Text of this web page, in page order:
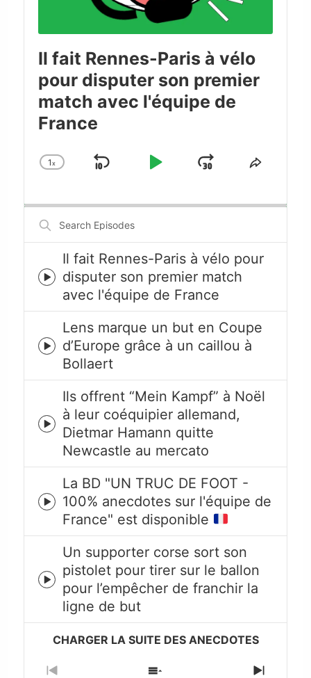
Il fait Rennes-Paris à vélo
pour disputer son premier
match avec l'équipe de
France
Change
1x
Skip
Play
JumpShare
Search
Episodes
Episode
play
icon
Il fait Rennes-Paris à vélo pour
disputer son premier match
avec l'équipe de France
Episode
play
icon
Lens marque un but en Coupe
d’Europe grâce à un caillou à
Bollaert
Episode
play
icon
Ils offrent “Mein Kampf” à Noël
à leur coéquipier allemand,
Dietmar Hamann quitte
Newcastle au mercato
Episode
play
icon
La BD "UN TRUC DE FOOT -
100% anecdotes sur l'équipe de
France" est disponible
Episode
play
icon
Un supporter corse sort son
pistolet pour tirer sur le ballon
pour l’empêcher de franchir la
ligne de but